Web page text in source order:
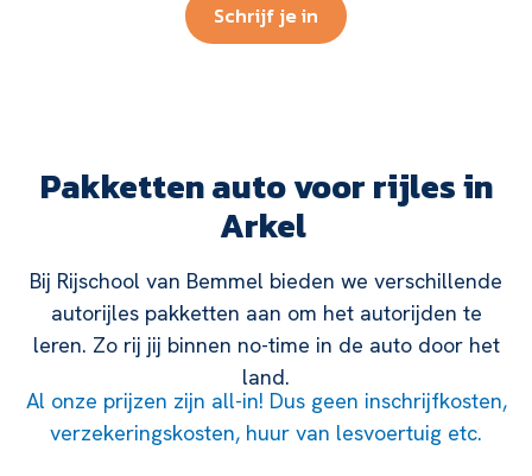
Schrijf je in
Pakketten auto voor rijles in
Arkel
Bij Rijschool van Bemmel bieden we verschillende
autorijles pakketten aan om het autorijden te
leren. Zo rij jij binnen no-time in de auto door het
land.
Al onze prijzen zijn all-in! Dus geen inschrijfkosten,
verzekeringskosten, huur van lesvoertuig etc.